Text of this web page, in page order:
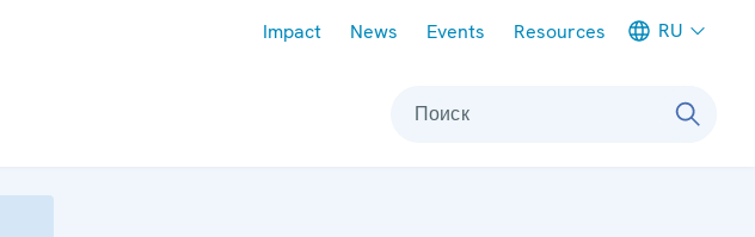
Impact News Events Resources RU
Поиск